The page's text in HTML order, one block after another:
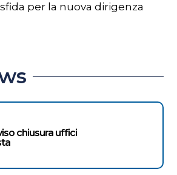
per la nuova dirigenza
chiusura uffici